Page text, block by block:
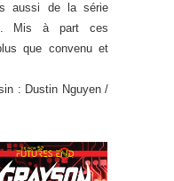
aussi de la série
. Mis à part ces
que convenu et
: Dustin Nguyen /